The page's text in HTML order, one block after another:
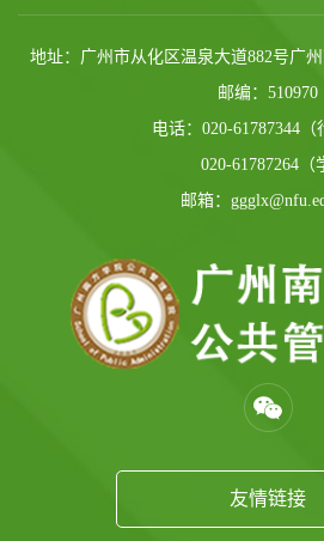
地址：广州市从化区温泉大道882号广
邮编：510970
电话：020-61787344（
020-61787264（学
邮箱：
友情链接